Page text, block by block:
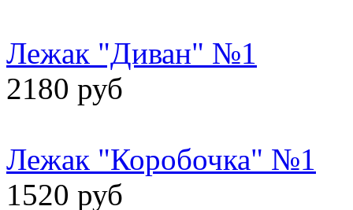
Лежак "Диван" №1
2180 руб
Лежак "Коробочка" №1
1520 руб